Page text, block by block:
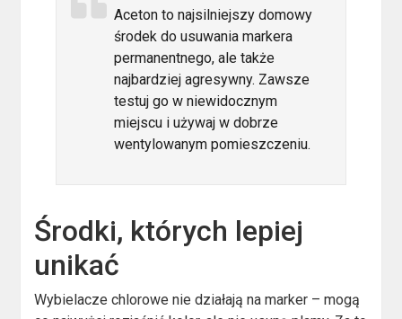
Aceton to najsilniejszy domowy
środek do usuwania markera
permanentnego, ale także
najbardziej agresywny. Zawsze
testuj go w niewidocznym
miejscu i używaj w dobrze
wentylowanym pomieszczeniu.
Środki, których lepiej
unikać
Wybielacze chlorowe nie działają na marker – mogą